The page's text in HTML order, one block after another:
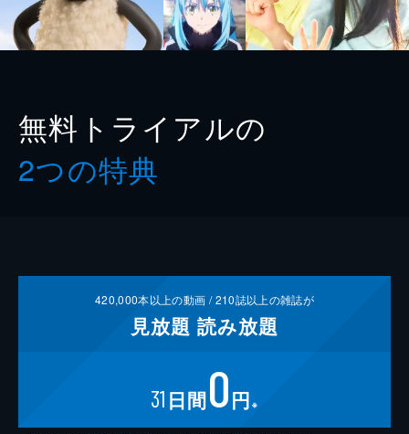
無料トライアルの
2つの特典
420,000本以上の動画 /210誌以上の雑誌が
見放題 読み放題
31 日間0円 ※